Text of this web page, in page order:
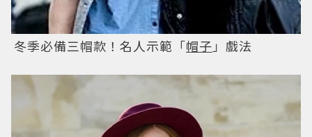
冬季必備三帽款！名人示範「帽子」戲法